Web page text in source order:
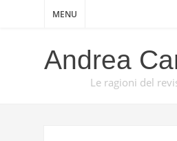
MENU
Andrea
Le ragioni del